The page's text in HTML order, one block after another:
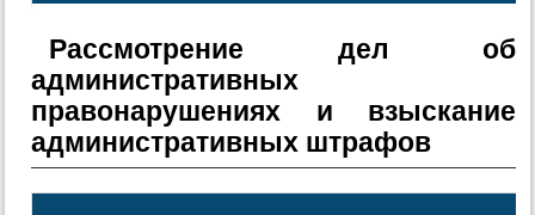
Рассмотрение дел об
административных
правонарушениях и взыскание
административных штрафов